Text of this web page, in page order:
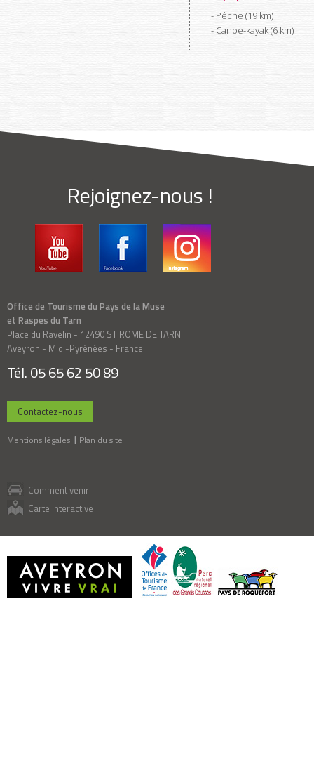
Pêche (19 km)
Canoe-kayak (6 km)
Rejoignez-nous !
Office de Tourisme du Pays de la Muse
et Raspes du Tarn
Place du Ravelin - 12490 ST ROME DE TARN
Aveyron - Midi-Pyrénées - France
Tél. 05 65 62 50 89
Contactez-nous
Mentions légales Plan du site
Comment venir
Carte interactive